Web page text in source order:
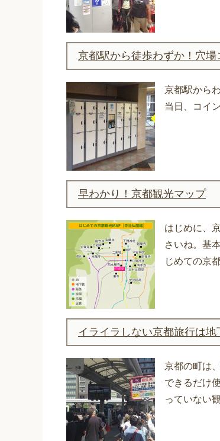
京都駅から徒歩わずか！穴
京都駅から
当日、コイ
早わかり！京都観光マップ
はじめに、
さいね。基
じめての京
イライラしない京都旅行は
京都の町は
できるだけ
っていない